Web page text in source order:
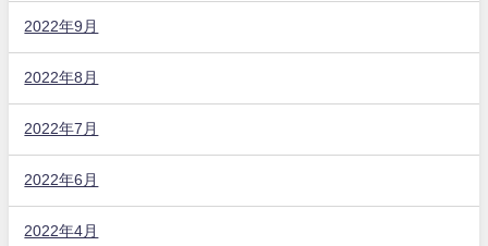
2022年9月
2022年8月
2022年7月
2022年6月
2022年4月